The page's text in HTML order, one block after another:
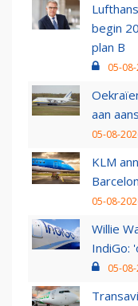
begin
plan B
05-
aan
05-08-
KLM
05-08-
Willie
IndiGo:
05-